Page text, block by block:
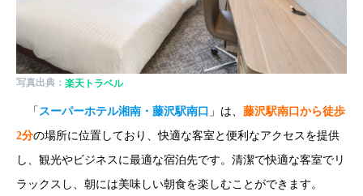
写真出典： 楽天トラベル
「 スーパーホテル湘南・藤沢駅南口 」は、 藤沢駅南口から徒歩
2分の場所に位置しており、快適な客室と便利なアクセスを提供
し、観光やビジネスに最適な宿泊先です。清潔で快適な客室でリ
ラックスし、朝には美味しい朝食を楽しむことができます。